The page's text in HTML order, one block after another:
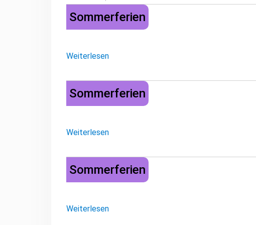
Sommerferien
Weiterlesen
Sommerferien
Weiterlesen
Sommerferien
Weiterlesen